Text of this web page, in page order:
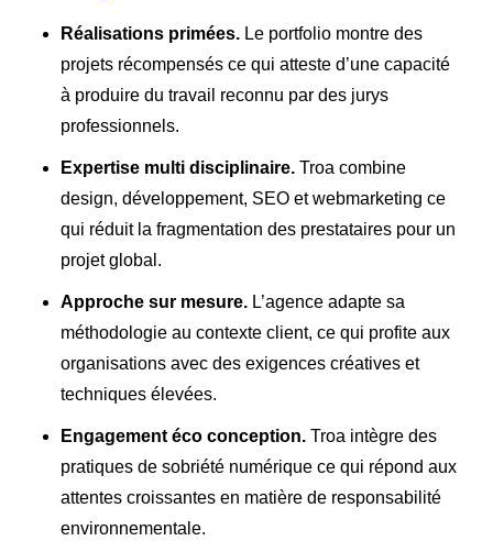
Réalisations primées. Le portfolio montre des
projets récompensés ce qui atteste d’une capacité
à produire du travail reconnu par des jurys
professionnels.
Expertise multi disciplinaire. Troa combine
design, développement, SEO et webmarketing ce
qui réduit la fragmentation des prestataires pour un
projet global.
Approche sur mesure. L’agence adapte sa
méthodologie au contexte client, ce qui profite aux
organisations avec des exigences créatives et
techniques élevées.
Engagement éco conception. Troa intègre des
pratiques de sobriété numérique ce qui répond aux
attentes croissantes en matière de responsabilité
environnementale.